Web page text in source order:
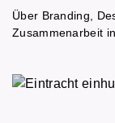
Über Branding,
Zusammenarbeit